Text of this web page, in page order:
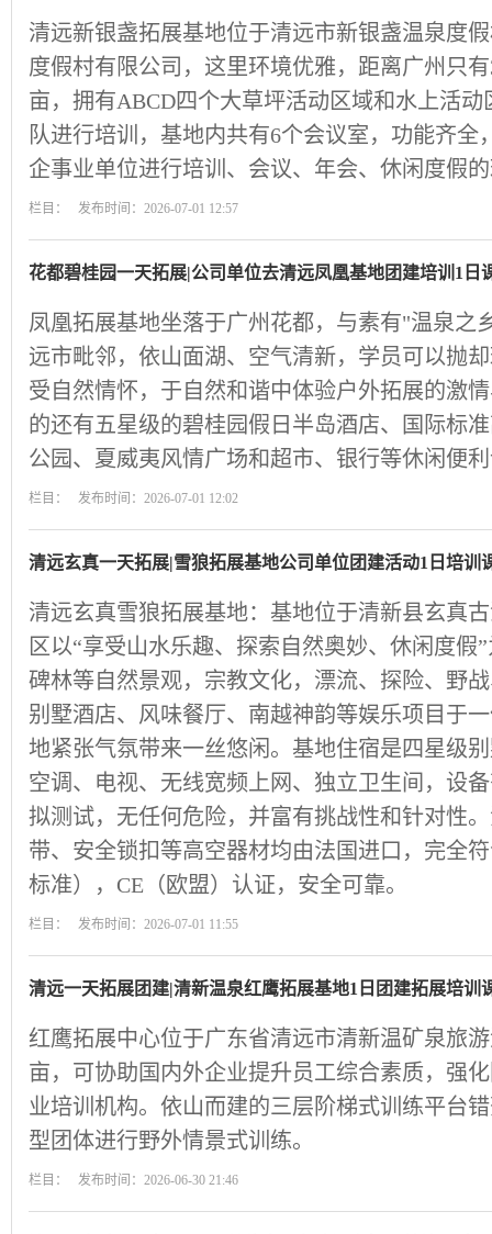
清远新银盏拓展基地位于清远市新银盏温泉度
度假村有限公司，这里环境优雅，距离广州只
亩，拥有ABCD四个大草坪活动区域和水上活
队进行培训，基地内共有6个会议室，功能齐
企事业单位进行培训、会议、年会、休闲度假
栏目： 发布时间：2026-07-01 12:57
花都碧桂园一天拓展|公司单位去清远凤凰基地团建培训1日
凤凰拓展基地坐落于广州花都，与素有"温泉之
远市毗邻，依山面湖、空气清新，学员可以抛
受自然情怀，于自然和谐中体验户外拓展的激
的还有五星级的碧桂园假日半岛酒店、国际标
公园、夏威夷风情广场和超市、银行等休闲便
栏目： 发布时间：2026-07-01 12:02
清远玄真一天拓展|雪狼拓展基地公司单位团建活动1日培训
清远玄真雪狼拓展基地：基地位于清新县玄真
区以“享受山水乐趣、探索自然奥妙、休闲度假
碑林等自然景观，宗教文化，漂流、探险、野
别墅酒店、风味餐厅、南越神韵等娱乐项目于
地紧张气氛带来一丝悠闲。基地住宿是四星级
空调、电视、无线宽频上网、独立卫生间，设
拟测试，无任何危险，并富有挑战性和针对性
带、安全锁扣等高空器材均由法国进口，完全
标准），CE（欧盟）认证，安全可靠。
栏目： 发布时间：2026-07-01 11:55
清远一天拓展团建|清新温泉红鹰拓展基地1日团建拓展培训
红鹰拓展中心位于广东省清远市清新温矿泉旅
亩，可协助国内外企业提升员工综合素质，强
业培训机构。依山而建的三层阶梯式训练平台
型团体进行野外情景式训练。
栏目： 发布时间：2026-06-30 21:46